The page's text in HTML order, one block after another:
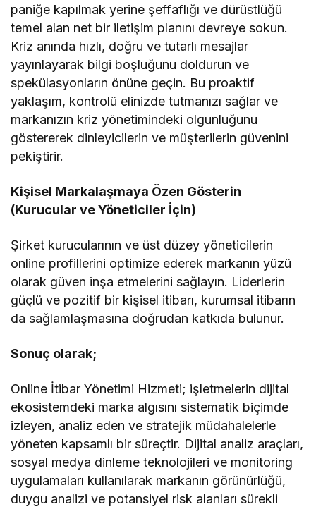
paniğe kapılmak yerine şeffaflığı ve dürüstlüğü
temel alan net bir iletişim planını devreye sokun.
Kriz anında hızlı, doğru ve tutarlı mesajlar
yayınlayarak bilgi boşluğunu doldurun ve
spekülasyonların önüne geçin. Bu proaktif
yaklaşım, kontrolü elinizde tutmanızı sağlar ve
markanızın kriz yönetimindeki olgunluğunu
göstererek dinleyicilerin ve müşterilerin güvenini
pekiştirir.
Kişisel Markalaşmaya Özen Gösterin
(Kurucular ve Yöneticiler İçin)
Şirket kurucularının ve üst düzey yöneticilerin
online profillerini optimize ederek markanın yüzü
olarak güven inşa etmelerini sağlayın. Liderlerin
güçlü ve pozitif bir kişisel itibarı, kurumsal itibarın
da sağlamlaşmasına doğrudan katkıda bulunur.
Sonuç olarak;
Online İtibar Yönetimi Hizmeti; işletmelerin dijital
ekosistemdeki marka algısını sistematik biçimde
izleyen, analiz eden ve stratejik müdahalelerle
yöneten kapsamlı bir süreçtir. Dijital analiz araçları,
sosyal medya dinleme teknolojileri ve monitoring
uygulamaları kullanılarak markanın görünürlüğü,
duygu analizi ve potansiyel risk alanları sürekli